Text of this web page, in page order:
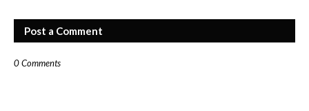
Post a Comment
0 Comments